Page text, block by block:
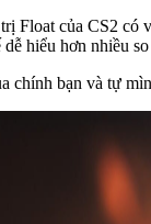
Float của CS2 có
hiểu hơn nhiều
chính bạn và tự